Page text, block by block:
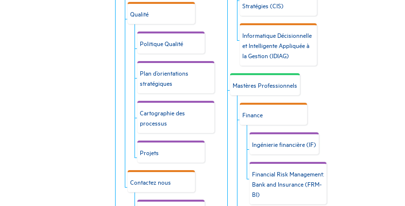
Qualité
Politique Qualité
Plan d’orientations
stratégiques
Cartographie des
processus
Projets
Contactez nous
Stratégies (CIS)
Informatique Décisionnelle
et Intelligente Appliquée à
la Gestion (IDIAG)
Mastères Professionnels
Finance
Ingénierie financière (IF)
Financial Risk Management:
Bank and Insurance (FRM-
BI)